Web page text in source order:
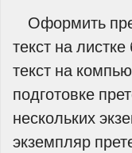
Оформить
текст на
текст на
подготовке
нескольких
экземпляр